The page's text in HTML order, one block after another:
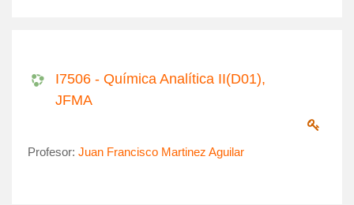
I7506 - Química Analítica II(D01),
JFMA
Profesor: Juan Francisco Martinez Aguilar